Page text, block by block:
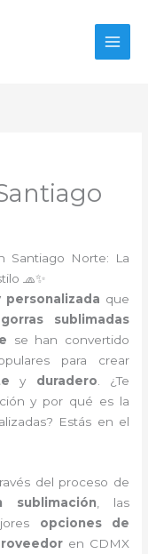
Santiago Norte: La
🧢✨
personalizada que
gorras sublimadas
se han convertido
para crear
y duradero. ¿Te
y por qué es la
Estás en el
del proceso de
sublimación , las
opciones de
en CDMX